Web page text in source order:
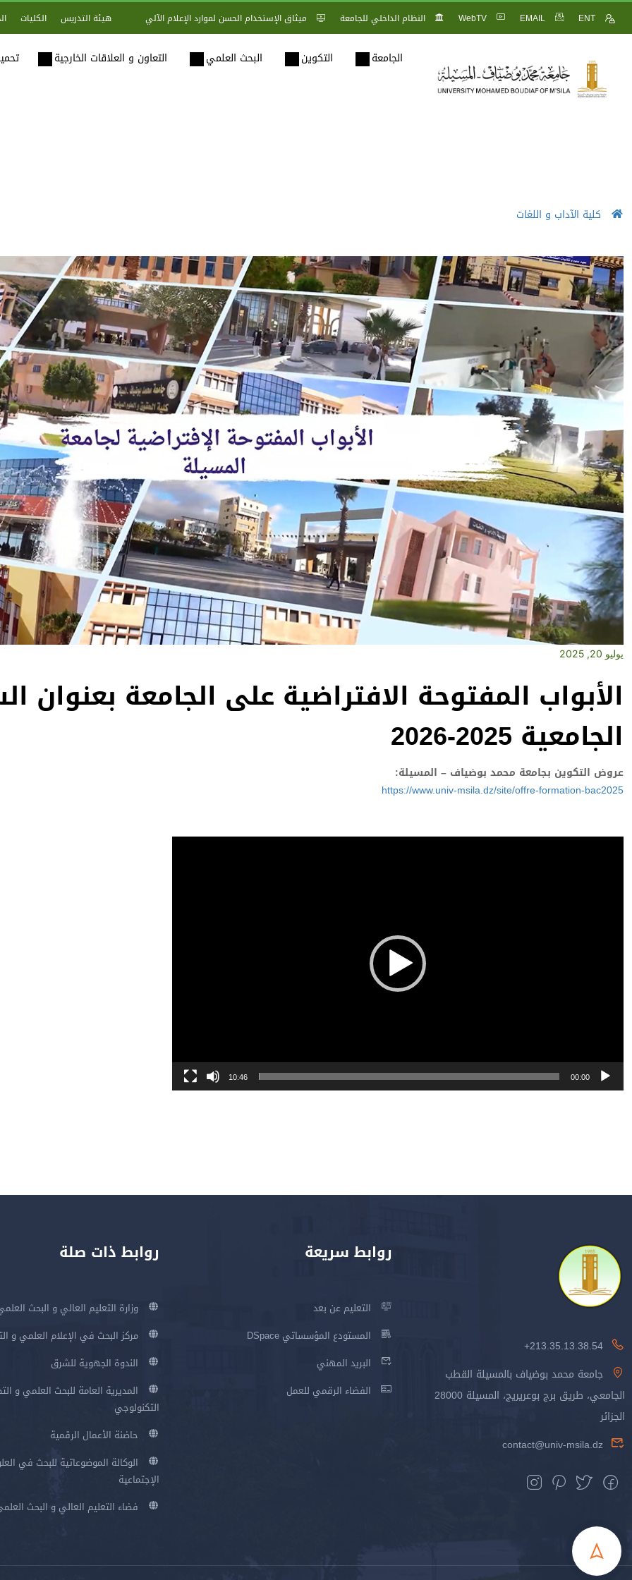
ENT
EMAIL
WebTV النظام الداخلي للجامعة ميثاق الإستخدام الحسن لموارد الإعلام الآلي هيئة التدريس الكليات
الجامعة التكوين البحث العلمي التعاون و العلاقات الخارجية
كلية الآداب و اللغات
يوليو 20, 2025
الأبواب المفتوحة الافتراضية على الجامعة بعنوان
الجامعية 2025-2026
عروض التكوين بجامعة محمد بوضياف – المسيلة:
https://www.univ-msila.dz/site/offre-formation-bac2025
00:00
10:46
213.35.13.38.54+
جامعة محمد بوضياف بالمسيلة القطب
الجامعي، طريق برج بوعريريج، المسيلة 28000
الجزائر
contact@univ-msila.dz
روابط سريعة
التعليم عن بعد
المستودع المؤسساتي DSpace
البريد المهني
الفضاء الرقمي للعمل
روابط ذات صلة
وزارة التعليم العالي و البحث
مركز البحث في الإعلام العلمي و
الندوة الجهوية للشرق
المديرية العامة للبحث العلمي و
التكنولوجي
حاضنة الأعمال الرقمية
الوكالة الموضوعاتية للبحث في
الإجتماعية
فضاء التعليم العالي و البحث